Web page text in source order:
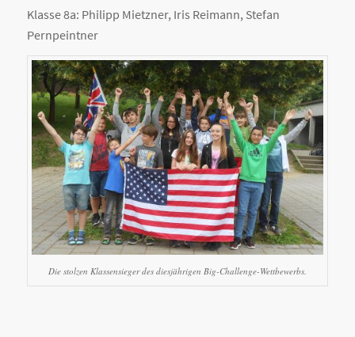
Klasse 8a: Philipp Mietzner, Iris Reimann, Stefan
Pernpeintner
Die stolzen Klassensieger des diesjährigen Big-Challenge-Wettbewerbs.